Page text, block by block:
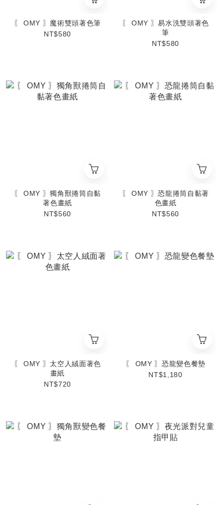
〖 OMY 〗魔術雙頭著色筆
NT$580
〖 OMY 〗易水洗雙頭著色
筆
NT$580
〖 OMY 〗獨角獸捲筒自黏
著色畫紙
NT$560
〖 OMY 〗恐龍捲筒自黏著
色畫紙
NT$560
〖 OMY 〗太空人絨面著色
畫紙
NT$720
〖 OMY 〗恐龍變色餐墊
NT$1,180